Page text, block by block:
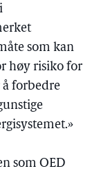
som kan
høy risiko for
forbedre
som OED